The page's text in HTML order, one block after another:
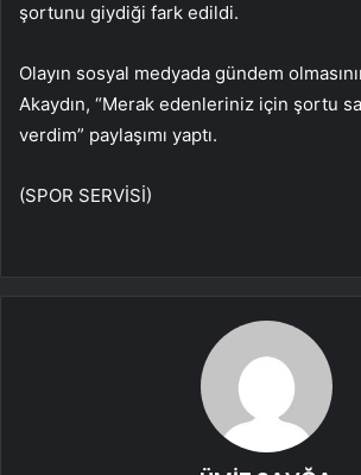
şortunu giydiği fark edildi.
Olayın sosyal medyada gündem
Akaydın, “Merak edenleriniz için şortu
verdim” paylaşımı yaptı.
(SPOR SERVİSİ)